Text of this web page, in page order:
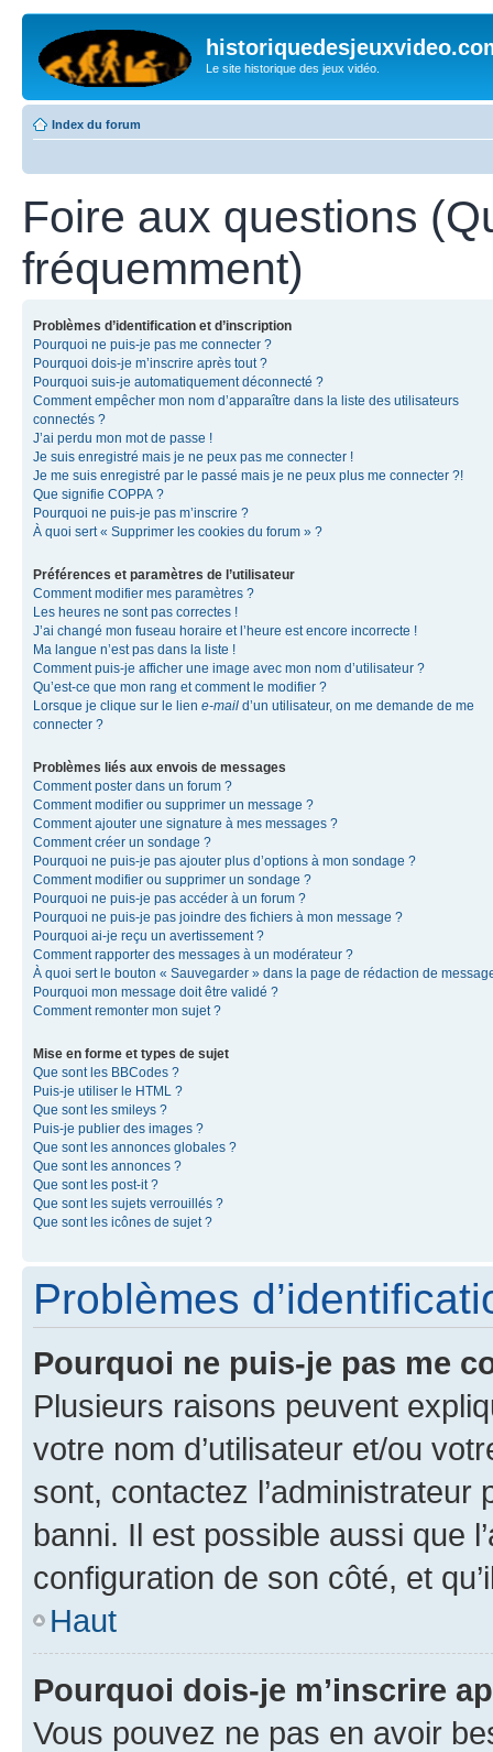
Le site historique des jeux vidéo.
Index du forum
Foire aux questions
fréquemment)
Problèmes d’identification et d’inscription
Pourquoi ne puis-je pas me connecter ?
Pourquoi dois-je m’inscrire après tout ?
Pourquoi suis-je automatiquement déconnecté ?
Comment empêcher mon nom d’apparaître dans la liste des utilisateurs
connectés ?
J’ai perdu mon mot de passe !
Je suis enregistré mais je ne peux pas me connecter !
Je me suis enregistré par le passé mais je ne peux plus me connecter ?!
Que signifie COPPA ?
Pourquoi ne puis-je pas m’inscrire ?
À quoi sert « Supprimer les cookies du forum » ?
Préférences et paramètres de l’utilisateur
Comment modifier mes paramètres ?
Les heures ne sont pas correctes !
J’ai changé mon fuseau horaire et l’heure est encore incorrecte !
Ma langue n’est pas dans la liste !
Comment puis-je afficher une image avec mon nom d’utilisateur ?
Qu’est-ce que mon rang et comment le modifier ?
Lorsque je clique sur le lien e-mail d’un utilisateur, on me demande de me
connecter ?
Problèmes liés aux envois de messages
Comment poster dans un forum ?
Comment modifier ou supprimer un message ?
Comment ajouter une signature à mes messages ?
Comment créer un sondage ?
Pourquoi ne puis-je pas ajouter plus d’options à mon sondage ?
Comment modifier ou supprimer un sondage ?
Pourquoi ne puis-je pas accéder à un forum ?
Pourquoi ne puis-je pas joindre des fichiers à mon message ?
Pourquoi ai-je reçu un avertissement ?
Comment rapporter des messages à un modérateur ?
À quoi sert le bouton « Sauvegarder » dans la page de rédaction de
Pourquoi mon message doit être validé ?
Comment remonter mon sujet ?
Mise en forme et types de sujet
Que sont les BBCodes ?
Puis-je utiliser le HTML ?
Que sont les smileys ?
Puis-je publier des images ?
Que sont les annonces globales ?
Que sont les annonces ?
Que sont les post-it ?
Que sont les sujets verrouillés ?
Que sont les icônes de sujet ?
Problèmes
Pourquoi ne puis-je pas me
Plusieurs raisons peuvent
votre nom d’utilisateur et/ou
sont, contactez l’administrateur
banni. Il est possible aussi que
configuration de son côté, et
Haut
Pourquoi dois-je m’inscrire
Vous pouvez ne pas en avoir